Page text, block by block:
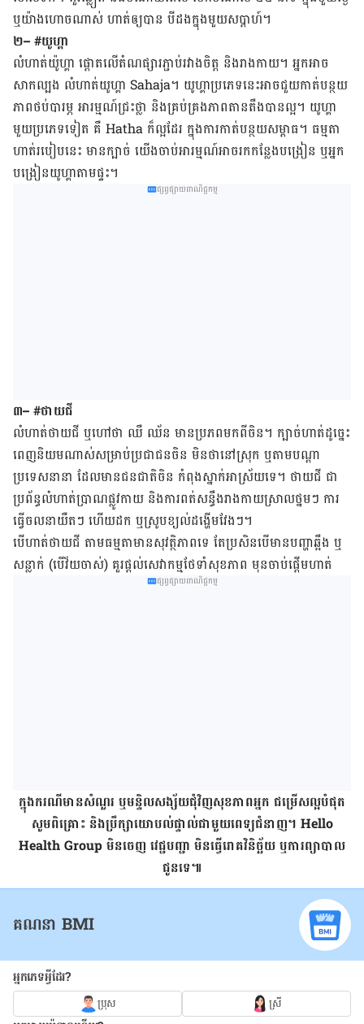
ឬ​យ៉ាង​ហោច​ណាស់ ហាត់​ឲ្យ​បាន បី​ដង​ក្នុង​មួយ​សប្តាហ៍។
២– #យូហ្គា
លំហាត់យ៉ូហ្គា ​ផ្តោត​លើ​តំណ​ផ្សារភ្ជាប់​រវាង​ចិត្ត ​និង​រាងកាយ។ អ្នក​អាច​
សាកល្បង​ លំហាត់​យូហ្គា ​ Sahaja។ ​​​យូហ្គា​ប្រភេទ​នេះ​អាច​ជួយ​កាត់​បន្ថយ
​ភាព​ថប់បារម្ភ អារម្មណ៍​ជ្រះ​ថ្លា ​និង​គ្រប់គ្រង​ភាព​តាន​តឹង​បាន​ល្អ។ យូហ្គា
មួយ​ប្រភេទ​ទៀត គឺ Hatha ក៏​ល្អ​ដែរ ក្នុង​ការ​កាត់បន្ថយ​សម្ពាធ។ ធម្មតា​
ហាត់​របៀប​នេះ មាន​ក្បាច់ យើង​ចាប់​អារម្មណ៍​អាច​រក​កន្លែង​បង្រៀន ឬ​អ្នក​
បង្រៀន​យូហ្គា​​តាម​ផ្ទះ។
ផ្សព្វផ្សាយពាណិជ្ជកម្ម
៣– #ថាយជី
លំហាត់​ថាយជី ឬ​ហៅ​ថា ឈឺ ឈ័ន ​មាន​ប្រភព​មក​ពី​ចិន។ ក្បាច់​ហាត់​ដូច្នេះ
ពេញ​និយម​ណាស់​សម្រាប់​ប្រជាជន​ចិន មិន​ថា​នៅ​ស្រុក​ ឬ​តាម​បណ្ដា​
ប្រទេស​នានា ដែល​មាន​ជនជាតិ​ចិន កំពុង​ស្នាក់​អាស្រ័យ​ទេ។ ថាយជី ជា​
ប្រព័ន្ធ​លំហាត់​ប្រាណ​ផ្លូវកាយ​ និង​ការ​ពត់​សន្ធឹង​រាង​កាយ​ស្រាល​ថ្នមៗ ការ​
ធ្វើ​ចលនា​យឺតៗ ហើយ​ដក​ ឬ​ស្រូប​ខ្យល់​ដង្ហើម​វែងៗ។
បើ​ហាត់​ថាយជី តាម​ធម្មតា​មាន​សុវត្ថិភាព​ទេ តែ​ប្រសិន​បើ​មាន​បញ្ហា​ឆ្អឹង​ ឬ​
សន្លាក់ ​ (បើ​វ័យ​ចាស់) ​ គួរ​ផ្ដល់​សេវាកម្ម​ថែទាំ​សុខភាព មុន​ចាប់​ផ្ដើម​ហាត់
ផ្សព្វផ្សាយពាណិជ្ជកម្ម
ក្នុង​ករណី​មាន​សំណួរ ឬ​មន្ទិលសង្ស័យ​ជុំវិញ​សុខភាព​អ្នក ជម្រើស​ល្អ​បំផុត​
សូម​ពិគ្រោះ និង​ប្រឹក្សា​យោបល់​ផ្ទាល់​ជាមួយ​ពេទ្យ​ជំនាញ។ Hello
Health Groupមិន​ចេញ​ វេជ្ជបញ្ជា មិន​ធ្វើ​រោគ​វិនិច្ឆ័យ ឬ​ការ​ព្យាបាល​
ជូន​ទេ៕
គណនា BMI
អ្នកភេទអ្វីដែរ?
ប្រុស ស្រី